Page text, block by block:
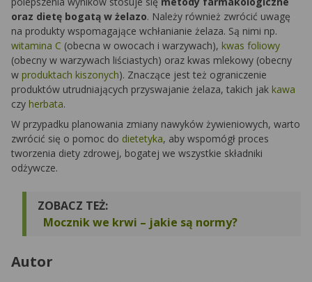
oraz dietę bogatą w żelazo. Należy również zwrócić uwagę
na produkty wspomagające wchłanianie żelaza. Są nimi np.
witamina C (obecna w owocach i warzywach), kwas foliowy
(obecny w warzywach liściastych) oraz kwas mlekowy (obecny
w produktach kiszonych). Znaczące jest też ograniczenie
produktów utrudniających przyswajanie żelaza, takich jak kawa
czy herbata.
W przypadku planowania zmiany nawyków żywieniowych, warto
zwrócić się o pomoc do dietetyka, aby wspomógł proces
tworzenia diety zdrowej, bogatej we wszystkie składniki
odżywcze.
ZOBACZ TEŻ:
Mocznik we krwi – jakie są normy?
Autor